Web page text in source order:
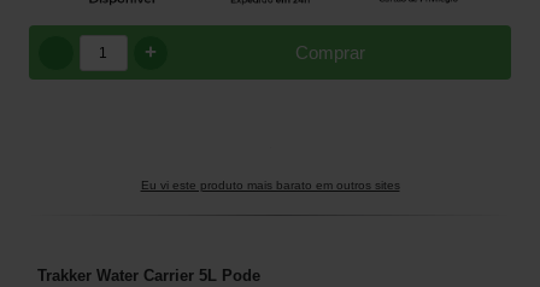
Comprar
+
Eu vi este produto mais barato em outros sites
Trakker Water Carrier 5L Pode